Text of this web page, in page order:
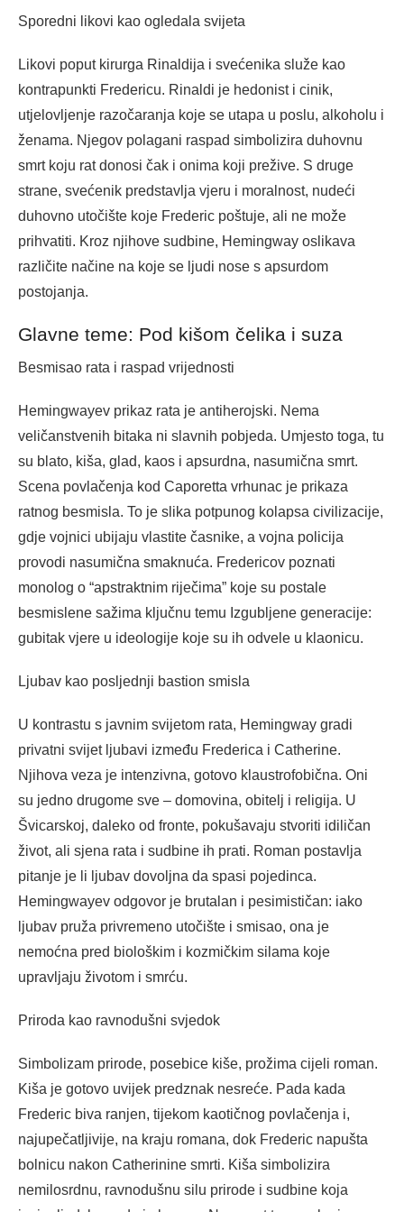
Sporedni likovi kao ogledala svijeta
Likovi poput kirurga Rinaldija i svećenika služe kao
kontrapunkti Fredericu. Rinaldi je hedonist i cinik,
utjelovljenje razočaranja koje se utapa u poslu, alkoholu i
ženama. Njegov polagani raspad simbolizira duhovnu
smrt koju rat donosi čak i onima koji prežive. S druge
strane, svećenik predstavlja vjeru i moralnost, nudeći
duhovno utočište koje Frederic poštuje, ali ne može
prihvatiti. Kroz njihove sudbine, Hemingway oslikava
različite načine na koje se ljudi nose s apsurdom
postojanja.
Glavne teme: Pod kišom čelika i suza
Besmisao rata i raspad vrijednosti
Hemingwayev prikaz rata je antiherojski. Nema
veličanstvenih bitaka ni slavnih pobjeda. Umjesto toga, tu
su blato, kiša, glad, kaos i apsurdna, nasumična smrt.
Scena povlačenja kod Caporetta vrhunac je prikaza
ratnog besmisla. To je slika potpunog kolapsa civilizacije,
gdje vojnici ubijaju vlastite časnike, a vojna policija
provodi nasumična smaknuća. Fredericov poznati
monolog o “apstraktnim riječima” koje su postale
besmislene sažima ključnu temu Izgubljene generacije:
gubitak vjere u ideologije koje su ih odvele u klaonicu.
Ljubav kao posljednji bastion smisla
U kontrastu s javnim svijetom rata, Hemingway gradi
privatni svijet ljubavi između Frederica i Catherine.
Njihova veza je intenzivna, gotovo klaustrofobična. Oni
su jedno drugome sve – domovina, obitelj i religija. U
Švicarskoj, daleko od fronte, pokušavaju stvoriti idiličan
život, ali sjena rata i sudbine ih prati. Roman postavlja
pitanje je li ljubav dovoljna da spasi pojedinca.
Hemingwayev odgovor je brutalan i pesimističan: iako
ljubav pruža privremeno utočište i smisao, ona je
nemoćna pred biološkim i kozmičkim silama koje
upravljaju životom i smrću.
Priroda kao ravnodušni svjedok
Simbolizam prirode, posebice kiše, prožima cijeli roman.
Kiša je gotovo uvijek predznak nesreće. Pada kada
Frederic biva ranjen, tijekom kaotičnog povlačenja i,
najupečatljivije, na kraju romana, dok Frederic napušta
bolnicu nakon Catherinine smrti. Kiša simbolizira
nemilosrdnu, ravnodušnu silu prirode i sudbine koja